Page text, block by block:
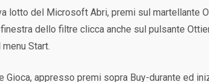
lotto del Microsoft Abri, premi sul martellante
dello filtre clicca anche sul pulsante
Start.
appresso premi sopra Buy-durante ed